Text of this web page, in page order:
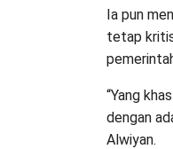
Ia pun
tetap
“Yang
dengan
Alwiyan.